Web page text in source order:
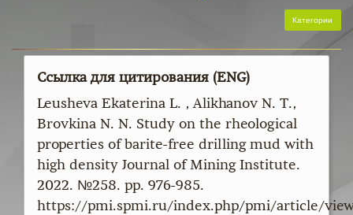
Категории
Ссылка для цитирования (ENG)
Leusheva Ekaterina L. , Alikhanov N. T.,
Brovkina N. N. Study on the rheological
properties of barite-free drilling mud with
high density Journal of Mining Institute.
2022. №258. pp. 976-985.
https://pmi.spmi.ru/index.php/pmi/article/